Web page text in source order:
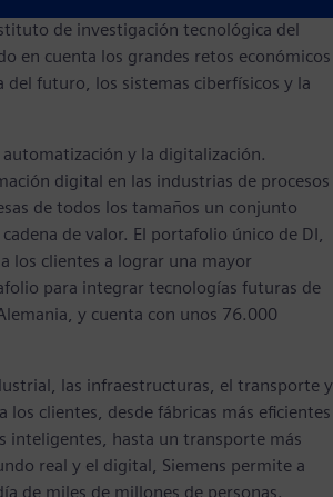
de investigación tecnológica del
en cuenta los grandes retos económicos
del futuro, los sistemas ciberfísicos y la
y la digitalización.
digital en las industrias de procesos
de todos los tamaños un conjunto
de valor. El portafolio único de DI,
los clientes a lograr una mayor
para integrar tecnologías futuras de
y cuenta con unos 76.000
las infraestructuras, el transporte y
clientes, desde fábricas más eficientes
inteligentes, hasta un transporte más
real y el digital, Siemens permite a
de miles de millones de personas.